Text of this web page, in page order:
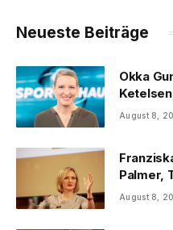
Neueste Beiträge
Okka
August 8,
Palmer,
August 8,